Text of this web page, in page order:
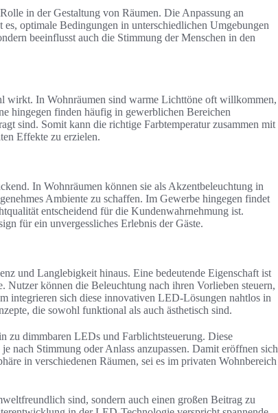
in der Gestaltung von Räumen. Die Anpassung an
optimale Bedingungen in unterschiedlichen Umgebungen
beeinflusst auch die Stimmung der Menschen in den
wirkt. In Wohnräumen sind warme Lichttöne oft willkommen,
hingegen finden häufig in gewerblichen Bereichen
sind. Somit kann die richtige Farbtemperatur zusammen mit
Effekte zu erzielen.
In Wohnräumen können sie als Akzentbeleuchtung in
Ambiente zu schaffen. Im Gewerbe hingegen findet
entscheidend für die Kundenwahrnehmung ist.
für ein unvergessliches Erlebnis der Gäste.
und Langlebigkeit hinaus. Eine bedeutende Eigenschaft ist
Nutzer können die Beleuchtung nach ihren Vorlieben steuern,
sich diese innovativen LED-Lösungen nahtlos in
die sowohl funktional als auch ästhetisch sind.
zu dimmbaren LEDs und Farblichtsteuerung. Diese
nach Stimmung oder Anlass anzupassen. Damit eröffnen sich
in verschiedenen Räumen, sei es im privaten Wohnbereich
sind, sondern auch einen großen Beitrag zu